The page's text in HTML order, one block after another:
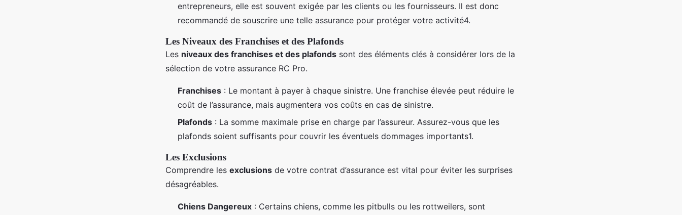
entrepreneurs, elle est souvent exigée par les clients ou les fournisseurs. Il est donc
recommandé de souscrire une telle assurance pour protéger votre activité4.
Les Niveaux des Franchises et des Plafonds
Les niveaux des franchises et des plafonds sont des éléments clés à considérer lors de la
sélection de votre assurance RC Pro.
Franchises : Le montant à payer à chaque sinistre. Une franchise élevée peut réduire le
coût de l’assurance, mais augmentera vos coûts en cas de sinistre.
Plafonds : La somme maximale prise en charge par l’assureur. Assurez-vous que les
plafonds soient suffisants pour couvrir les éventuels dommages importants1.
Les Exclusions
Comprendre les exclusions de votre contrat d’assurance est vital pour éviter les surprises
désagréables.
Chiens Dangereux : Certains chiens, comme les pitbulls ou les rottweilers, sont